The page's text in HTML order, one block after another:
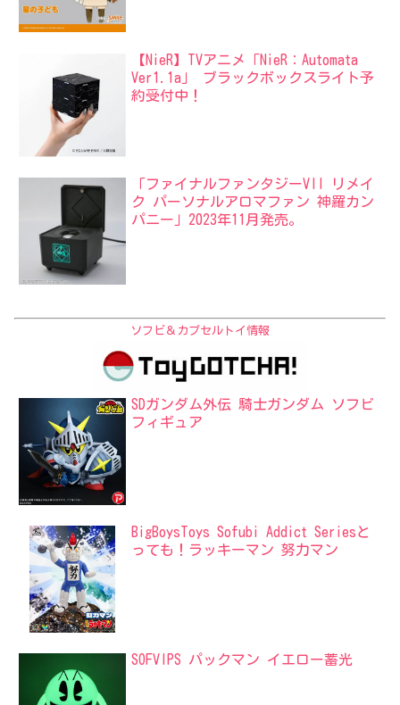
【NieR】TVアニメ「NieR：Automata
Ver1.1a」 ブラックボックスライト予
約受付中！
「ファイナルファンタジーVII リメイ
ク パーソナルアロマファン 神羅カン
パニー」2023年11月発売。
ソフビ＆カプセルトイ情報
SDガンダム外伝 騎士ガンダム ソフビ
フィギュア
BigBoysToys Sofubi Addict Seriesと
っても！ラッキーマン 努力マン
SOFVIPS パックマン イエロー蓄光